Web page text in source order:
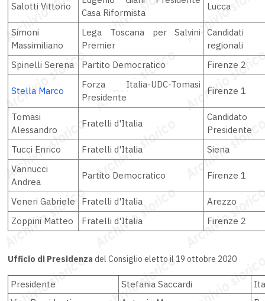
Salotti Vittorio
Casa Riformista
Lucca
Simoni
Massimiliano
Lega Toscana per Salvini
Premier
Candidati
regionali
Spinelli Serena
Partito Democratico Firenze 2
Stella Marco
Forza Italia-UDC-Tomasi
Presidente
Firenze 1
Tomasi
Alessandro
Fratelli d'Italia
Candidato
Presidente
Tucci Enrico
Fratelli d'Italia
Siena
Vannucci
Andrea
Partito Democratico Firenze 1
Veneri Gabriele Fratelli d'Italia
Arezzo
Zoppini Matteo
Fratelli d'Italia Firenze 2
Ufficio di Presidenza del Consiglio eletto il 19 ottobre 2020
Presidente Stefania Saccardi